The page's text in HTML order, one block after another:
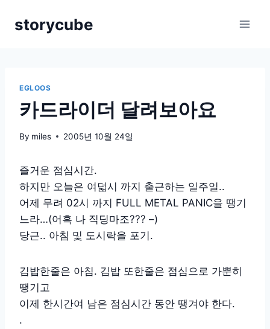
storycube
EGLOOS
카드라이더 달려보아요
By miles 2005년 10월 24일
즐거운 점심시간.
하지만 오늘은 여덟시 까지 출근하는 일주일..
어제 무려 02시 까지 FULL METAL PANIC을 땡기
느라…(어흑 나 직딩마조??? –)
당근.. 아침 및 도시락을 포기.
김밥한줄은 아침. 김밥 또한줄은 점심으로 가뿐히
땡기고
이제 한시간여 남은 점심시간 동안 땡겨야 한다.
.